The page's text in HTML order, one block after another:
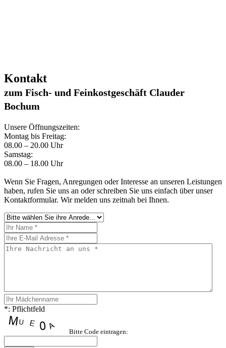
Kontakt
zum Fisch- und Feinkostgeschäft Clauder
Bochum
Unsere Öffnungszeiten:
Montag bis Freitag:
08.00 – 20.00 Uhr
Samstag:
08.00 – 18.00 Uhr
Wenn Sie Fragen, Anregungen oder Interesse an unseren Leistungen
haben, rufen Sie uns an oder schreiben Sie uns einfach über unser
Kontaktformular. Wir melden uns zeitnah bei Ihnen.
*: Pflichtfeld
Bitte Code eintragen: